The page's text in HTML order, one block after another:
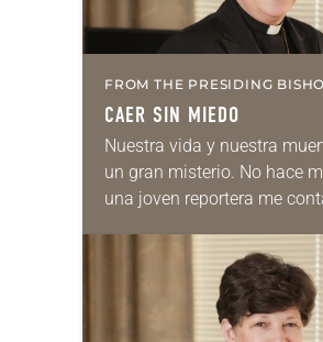
FROM THE PRESIDING
CAER SIN MIEDO
Nuestra vida y nuestra
un gran misterio. No hace
una joven reportera me
muerte. De repente, había